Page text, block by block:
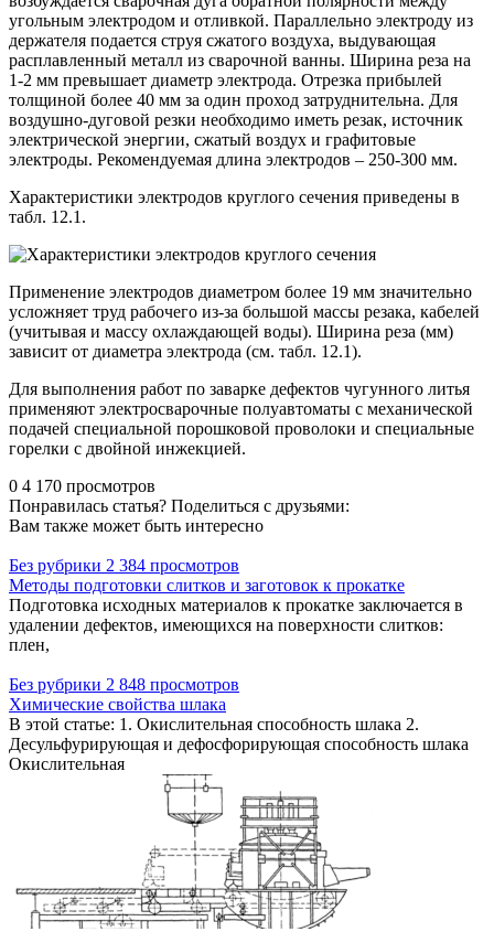
угольным электродом и отливкой. Параллельно электроду из
держателя подается струя сжатого воздуха, выдувающая
расплавленный металл из сварочной ванны. Ширина реза на
1-2 мм превышает диаметр электрода. Отрезка прибылей
толщиной более 40 мм за один проход затруднительна. Для
воздушно-дуговой резки необходимо иметь резак, источник
электрической энергии, сжатый воздух и графитовые
электроды. Рекомендуемая длина электродов – 250-300 мм.
Характеристики электродов круглого сечения приведены в
табл. 12.1.
Применение электродов диаметром более 19 мм значительно
усложняет труд рабочего из-за большой массы резака, кабелей
(учитывая и массу охлаждающей воды). Ширина реза (мм)
зависит от диаметра электрода (см. табл. 12.1).
Для выполнения работ по заварке дефектов чугунного литья
применяют электросварочные полуавтоматы с механической
подачей специальной порошковой проволоки и специальные
горелки с двойной инжекцией.
0 4 170 просмотров
Понравилась статья? Поделиться с друзьями:
Вам также может быть интересно
Без рубрики 2 384 просмотров
Методы подготовки слитков и заготовок к прокатке
Подготовка исходных материалов к прокатке заключается в
удалении дефектов, имеющихся на поверхности слитков:
плен,
Без рубрики 2 848 просмотров
Химические свойства шлака
В этой статье: 1. Окислительная способность шлака 2.
Десульфурирующая и дефосфорирующая способность шлака
Окислительная